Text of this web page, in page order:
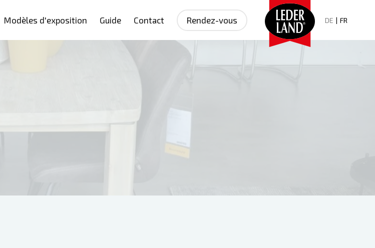
Modèles d'exposition Guide Contact Rendez-vous DE | FR